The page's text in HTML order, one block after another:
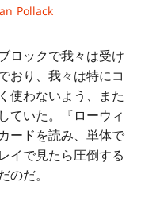
Pollack
ロックで我々は受け
おり、我々は特にコ
使わないよう、また
ていた。『ローウィ
ードを読み、単体で
イで見たら圧倒する
だ。